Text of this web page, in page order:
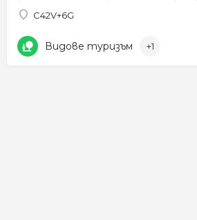
C42V+6G
Видове туризъм +1